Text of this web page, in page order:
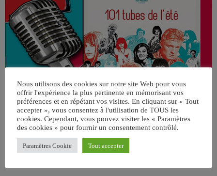
Nous utilisons des cookies sur notre site Web pour vous
offrir l'expérience la plus pertinente en mémorisant vos
préférences et en répétant vos visites. En cliquant sur « Tout
accepter », vous consentez à l'utilisation de TOUS les
cookies. Cependant, vous pouvez visiter les « Paramètres
des cookies » pour fournir un consentement contrôlé.
Paramètres Cookie Tout accepter